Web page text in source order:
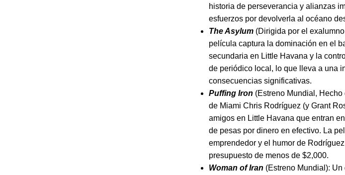
historia de perseverancia y alianzas
esfuerzos por devolverla al océano
The Asylum (Dirigida por el
película captura la dominación en el
secundaria en Little Havana y la
de periódico local, lo que lleva a una
consecuencias significativas.
Puffing Iron (Estreno Mundial,
de Miami Chris Rodríguez (y Grant
amigos en Little Havana que entran
de pesas por dinero en efectivo. La
emprendedor y el humor de
presupuesto de menos de $2,000.
Woman of Iran (Estreno Mundial):